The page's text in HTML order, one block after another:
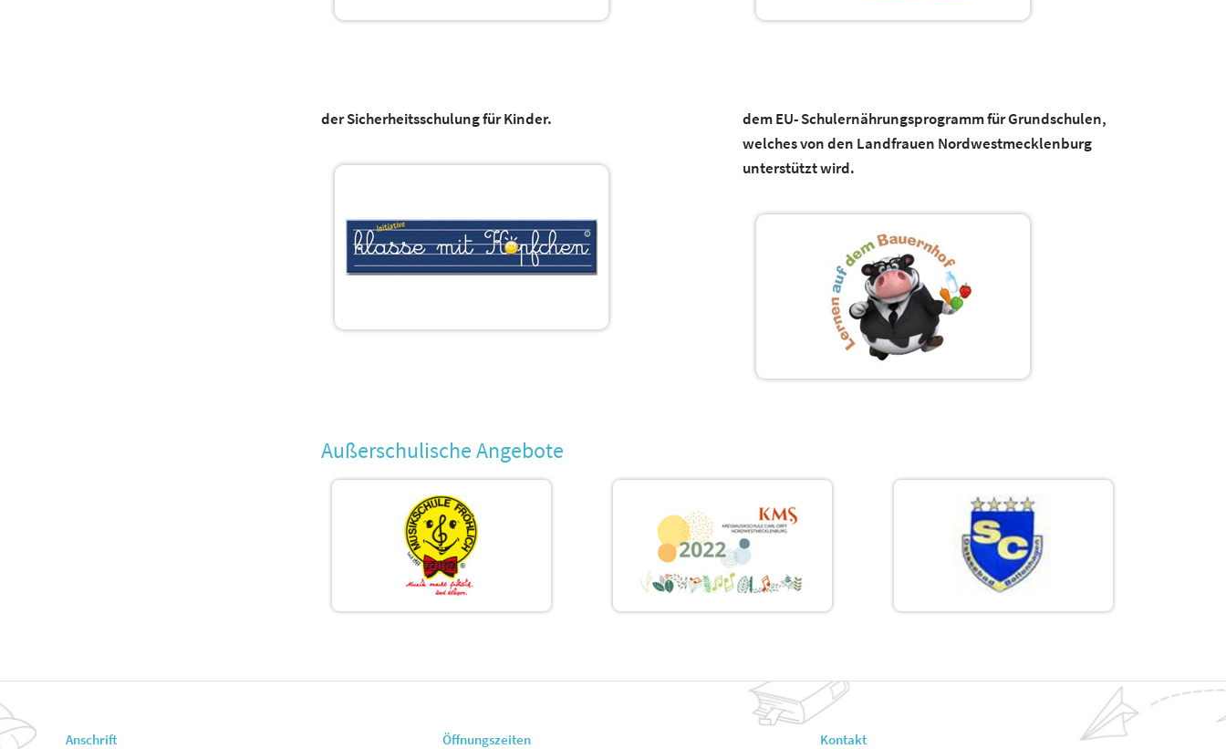
der Sicherheitsschulung für Kinder.
dem EU- Schulernährungsprogramm für Grundschulen,
welches von den Landfrauen Nordwestmecklenburg
unterstützt wird.
Außerschulische Angebote
Anschrift Öffnungszeiten Kontakt